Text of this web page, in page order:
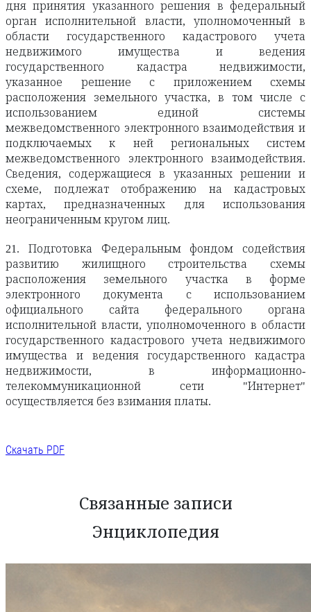
дня принятия указанного решения в федеральный
орган исполнительной власти, уполномоченный в
области государственного кадастрового учета
недвижимого имущества и ведения
государственного кадастра недвижимости,
указанное решение с приложением схемы
расположения земельного участка, в том числе с
использованием единой системы
межведомственного электронного взаимодействия и
подключаемых к ней региональных систем
межведомственного электронного взаимодействия.
Сведения, содержащиеся в указанных решении и
схеме, подлежат отображению на кадастровых
картах, предназначенных для использования
неограниченным кругом лиц.
21. Подготовка Федеральным фондом содействия
развитию жилищного строительства схемы
расположения земельного участка в форме
электронного документа с использованием
официального сайта федерального органа
исполнительной власти, уполномоченного в области
государственного кадастрового учета недвижимого
имущества и ведения государственного кадастра
недвижимости, в информационно-
телекоммуникационной сети "Интернет"
осуществляется без взимания платы.
Скачать PDF
Связанные записи
Энциклопедия